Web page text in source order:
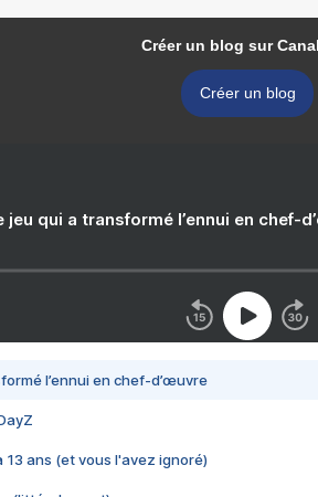
Créer un blog sur
Créer un blog
jeu qui a transformé l’ennui en chef-
l’ennui en chef-d’œuvre
13 ans (et vous l'avez ignoré)